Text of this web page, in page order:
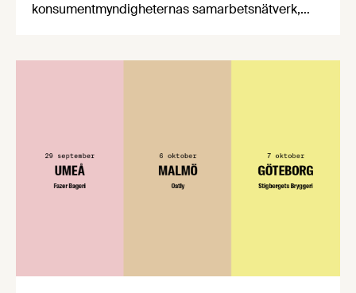
konsumentmyndigheternas samarbetsnätverk,